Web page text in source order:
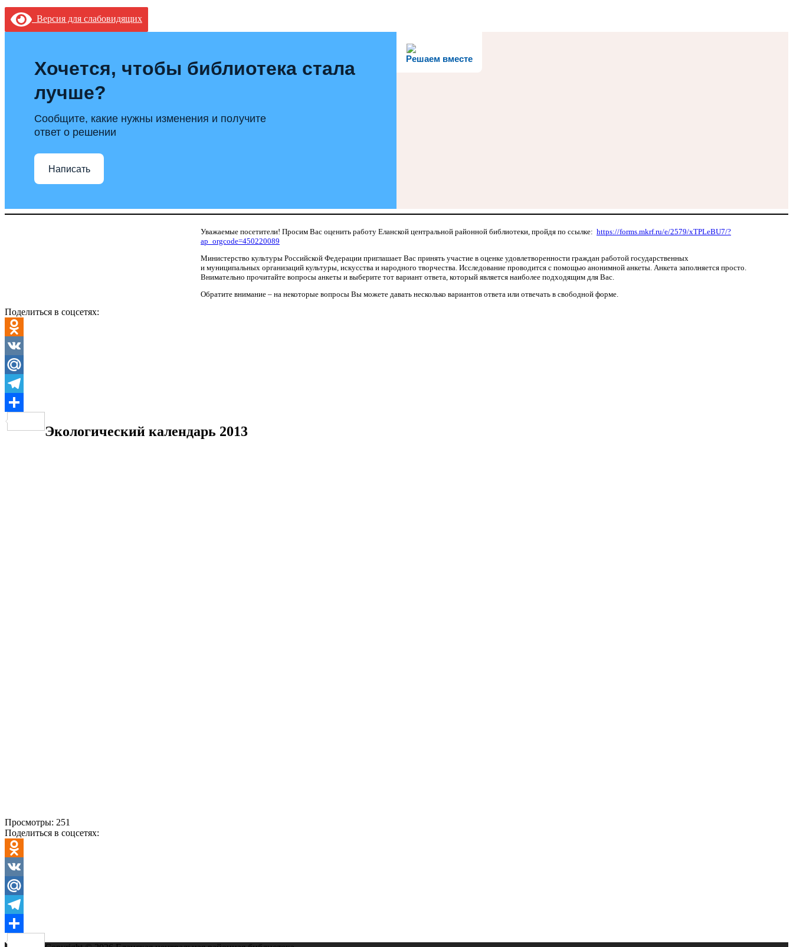
Версия для слабовидящих
Решаем вместе
Хочется, чтобы библиотека стала
лучше?
Сообщите, какие нужны изменения и получите
ответ о решении
Написать
Уважаемые посетители! Просим Вас оценить работу Еланской центральной районной библиотеки, пройдя по ссылке: https://forms.mkrf.ru/e/2579/xTPLeBU7/?
ap_orgcode=450220089
Министерство культуры Российской Федерации приглашает Вас принять участие в оценке удовлетворенности граждан работой государственных
и муниципальных организаций культуры, искусства и народного творчества. Исследование проводится с помощью анонимной анкеты. Анкета заполняется просто.
Внимательно прочитайте вопросы анкеты и выберите тот вариант ответа, который является наиболее подходящим для Вас.
Обратите внимание – на некоторые вопросы Вы можете давать несколько вариантов ответа или отвечать в свободной форме.
Поделиться в соцсетях:
Odnoklassniki
VK
Mail.Ru
Telegram
Экологический календарь 2013
Просмотры: 251
Поделиться в соцсетях:
Odnoklassniki
VK
Mail.Ru
Telegram
Отправить